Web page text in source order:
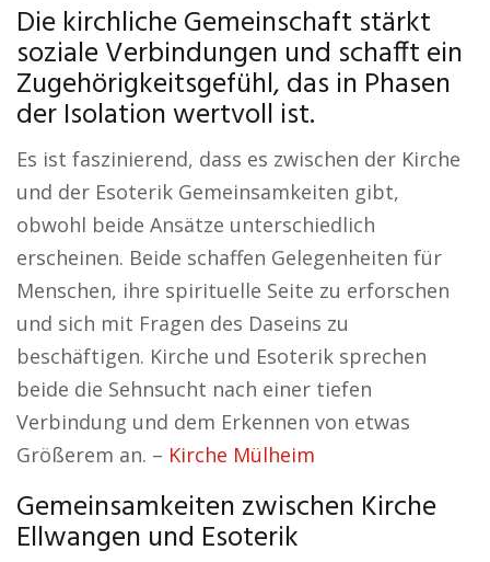
Die kirchliche Gemeinschaft stärkt
soziale Verbindungen und schafft ein
Zugehörigkeitsgefühl, das in Phasen
der Isolation wertvoll ist.
Es ist faszinierend, dass es zwischen der Kirche
und der Esoterik Gemeinsamkeiten gibt,
obwohl beide Ansätze unterschiedlich
erscheinen. Beide schaffen Gelegenheiten für
Menschen, ihre spirituelle Seite zu erforschen
und sich mit Fragen des Daseins zu
beschäftigen. Kirche und Esoterik sprechen
beide die Sehnsucht nach einer tiefen
Verbindung und dem Erkennen von etwas
Größerem an. – Kirche Mülheim
Gemeinsamkeiten zwischen Kirche
Ellwangen und Esoterik